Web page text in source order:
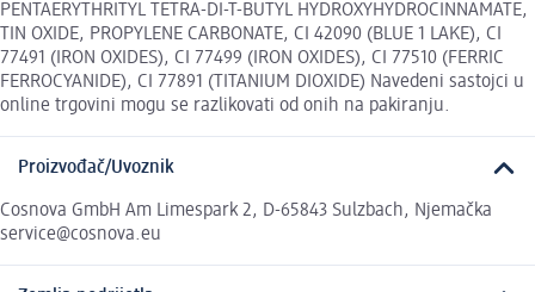
PENTAERYTHRITYL TETRA-DI-T-BUTYL HYDROXYHYDROCINNAMATE,
TIN OXIDE, PROPYLENE CARBONATE, CI 42090 (BLUE 1 LAKE), CI
77491 (IRON OXIDES), CI 77499 (IRON OXIDES), CI 77510 (FERRIC
FERROCYANIDE), CI 77891 (TITANIUM DIOXIDE) Navedeni sastojci u
online trgovini mogu se razlikovati od onih na pakiranju.
Proizvođač/Uvoznik
Cosnova GmbH Am Limespark 2, D-65843 Sulzbach, Njemačka
service@cosnova.eu